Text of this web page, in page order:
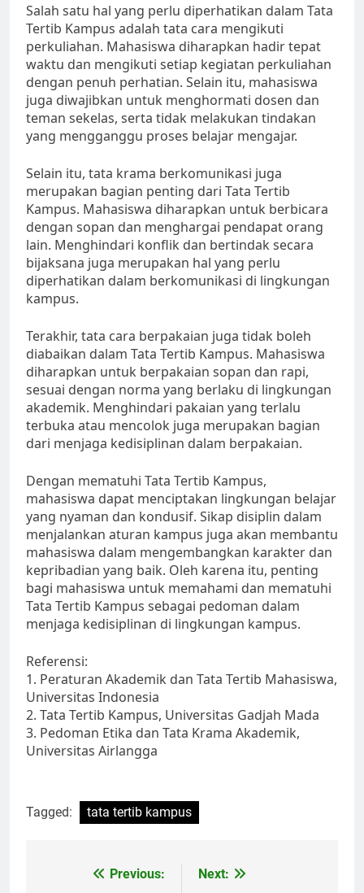
Salah satu hal yang perlu diperhatikan dalam Tata
Tertib Kampus adalah tata cara mengikuti
perkuliahan. Mahasiswa diharapkan hadir tepat
waktu dan mengikuti setiap kegiatan perkuliahan
dengan penuh perhatian. Selain itu, mahasiswa
juga diwajibkan untuk menghormati dosen dan
teman sekelas, serta tidak melakukan tindakan
yang mengganggu proses belajar mengajar.
Selain itu, tata krama berkomunikasi juga
merupakan bagian penting dari Tata Tertib
Kampus. Mahasiswa diharapkan untuk berbicara
dengan sopan dan menghargai pendapat orang
lain. Menghindari konflik dan bertindak secara
bijaksana juga merupakan hal yang perlu
diperhatikan dalam berkomunikasi di lingkungan
kampus.
Terakhir, tata cara berpakaian juga tidak boleh
diabaikan dalam Tata Tertib Kampus. Mahasiswa
diharapkan untuk berpakaian sopan dan rapi,
sesuai dengan norma yang berlaku di lingkungan
akademik. Menghindari pakaian yang terlalu
terbuka atau mencolok juga merupakan bagian
dari menjaga kedisiplinan dalam berpakaian.
Dengan mematuhi Tata Tertib Kampus,
mahasiswa dapat menciptakan lingkungan belajar
yang nyaman dan kondusif. Sikap disiplin dalam
menjalankan aturan kampus juga akan membantu
mahasiswa dalam mengembangkan karakter dan
kepribadian yang baik. Oleh karena itu, penting
bagi mahasiswa untuk memahami dan mematuhi
Tata Tertib Kampus sebagai pedoman dalam
menjaga kedisiplinan di lingkungan kampus.
Referensi:
1. Peraturan Akademik dan Tata Tertib Mahasiswa,
Universitas Indonesia
2. Tata Tertib Kampus, Universitas Gadjah Mada
3. Pedoman Etika dan Tata Krama Akademik,
Universitas Airlangga
Tagged: tata tertib kampus
Previous: Next: